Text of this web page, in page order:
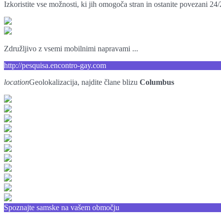
Izkoristite vse možnosti, ki jih omogoča stran in ostanite povezani
Združljivo z vsemi mobilnimi napravami ...
http://pesquisa.encontro-gay.com
locationGeolokalizacija, najdite člane blizu Columbus
Spoznajte samske na vašem območju